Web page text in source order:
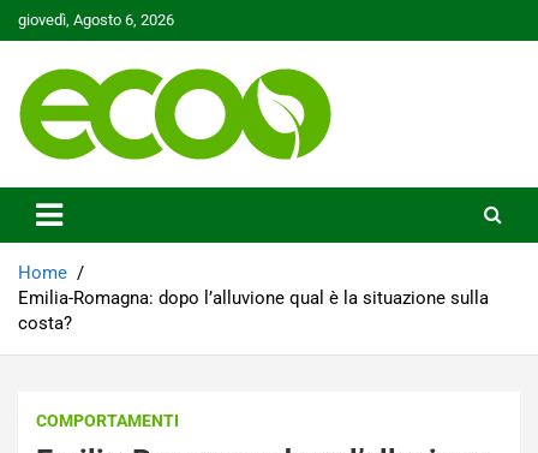
Skip
to
giovedì, Agosto 6, 2026
Ecoo.it
Home
Emilia-Romagna: dopo l’alluvione qual è la situazione sulla
costa?
COMPORTAMENTI